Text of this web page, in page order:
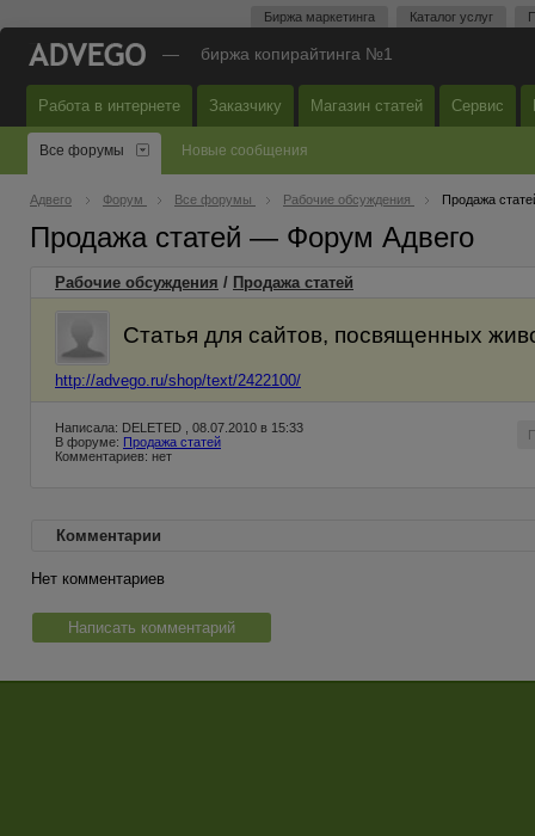
Биржа маркетинга Каталог услуг
— биржа копирайтинга №1
Работа в интернете Заказчику Магазин статей Сервис
Все форумы Новые сообщения
Адвего Форум Все форумы Рабочие обсуждения Продажа
Продажа статей — Форум Адвего
Рабочие обсуждения / Продажа статей
Статья для сайтов, посвященных
http://advego.ru/shop/text/2422100/
Написала: DELETED , 08.07.2010 в 15:33
В форуме: Продажа статей
Комментариев: нет
Комментарии
Нет комментариев
Написать комментарий